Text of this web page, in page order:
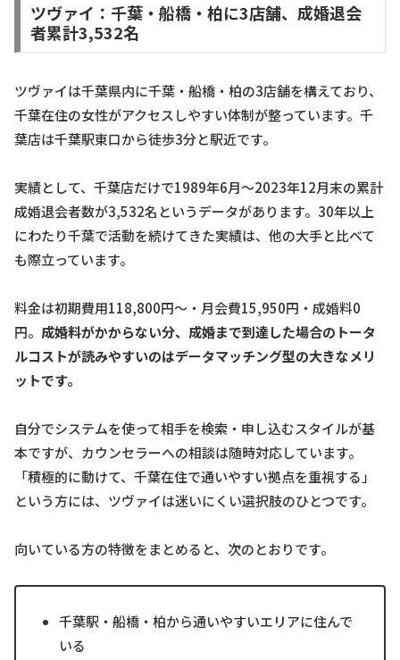
ツヴァイ：千葉・船橋・柏に3店舗、成婚退会
者累計3,532名
ツヴァイは千葉県内に千葉・船橋・柏の3店舗を構えており、
千葉在住の女性がアクセスしやすい体制が整っています。千
葉店は千葉駅東口から徒歩3分と駅近です。
実績として、千葉店だけで1989年6月〜2023年12月末の累計
成婚退会者数が3,532名というデータがあります。30年以上
にわたり千葉で活動を続けてきた実績は、他の大手と比べて
も際立っています。
料金は初期費用118,800円〜・月会費15,950円・成婚料0
円。 成婚料がかからない分、成婚まで到達した場合のトータ
ルコストが読みやすいのはデータマッチング型の大きなメリ
ットです。
自分でシステムを使って相手を検索・申し込むスタイルが基
本ですが、カウンセラーへの相談は随時対応しています。
「積極的に動けて、千葉在住で通いやすい拠点を重視する」
という方には、ツヴァイは迷いにくい選択肢のひとつです。
向いている方の特徴をまとめると、次のとおりです。
千葉駅・船橋・柏から通いやすいエリアに住んで
いる